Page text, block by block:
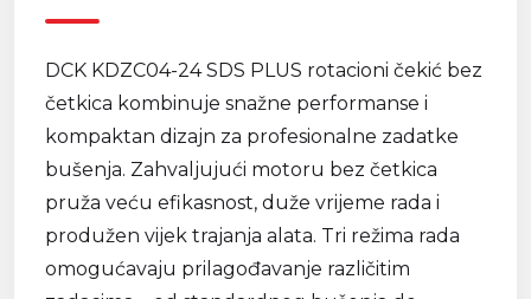
DCK KDZC04-24 SDS PLUS rotacioni čekić bez
četkica kombinuje snažne performanse i
kompaktan dizajn za profesionalne zadatke
bušenja. Zahvaljujući motoru bez četkica
pruža veću efikasnost, duže vrijeme rada i
produžen vijek trajanja alata. Tri režima rada
omogućavaju prilagođavanje različitim